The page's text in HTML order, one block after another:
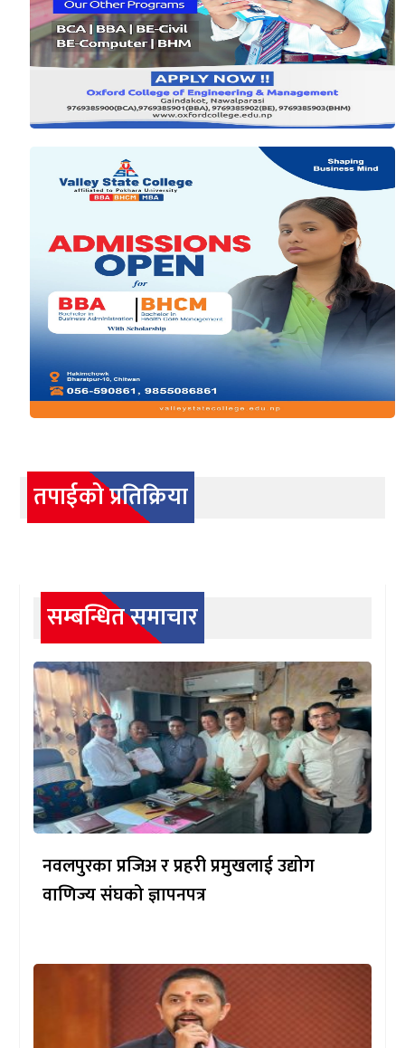
तपाईको प्रतिक्रिया
सम्बन्धित समाचार
नवलपुरका प्रजिअ र प्रहरी प्रमुखलाई उद्योग
वाणिज्य संघको ज्ञापनपत्र